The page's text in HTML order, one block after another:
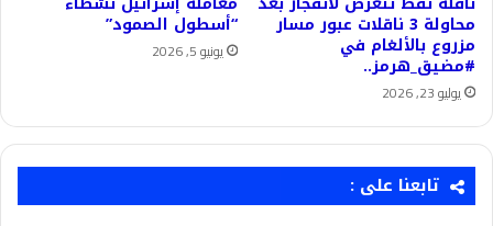
محاولة 3 ناقلات عبور مسار
مزروع بالألغام في
#مضيق_هرمز..
يوليو 23, 2026
“أسطول الصمود”
يونيو 5, 2026
تابعنا على :